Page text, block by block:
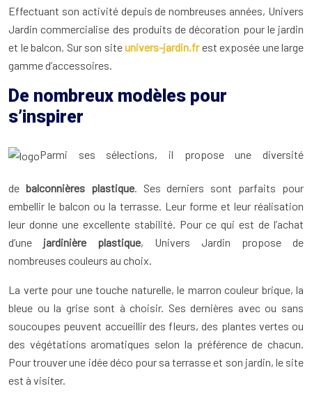
Effectuant son activité depuis de nombreuses années, Univers
Jardin commercialise des produits de décoration pour le jardin
et le balcon. Sur son siteunivers-jardin.fr est exposée une large
gamme d’accessoires.
De nombreux modèles pour
s’inspirer
Parmi ses sélections, il propose une diversité
de balconnières plastique. Ses derniers sont parfaits pour
embellir le balcon ou la terrasse. Leur forme et leur réalisation
leur donne une excellente stabilité. Pour ce qui est de l’achat
d’une jardinière plastique, Univers Jardin propose de
nombreuses couleurs au choix.
La verte pour une touche naturelle, le marron couleur brique, la
bleue ou la grise sont à choisir. Ses dernières avec ou sans
soucoupes peuvent accueillir des fleurs, des plantes vertes ou
des végétations aromatiques selon la préférence de chacun.
Pour trouver une idée déco pour sa terrasse et son jardin, le site
est à visiter.